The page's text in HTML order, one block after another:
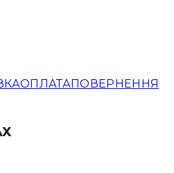
ОПЛАТАПОВЕРНЕННЯ